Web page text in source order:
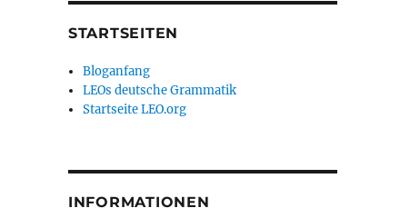
STARTSEITEN
Bloganfang
LEOs deutsche Grammatik
Startseite LEO.org
INFORMATIONEN